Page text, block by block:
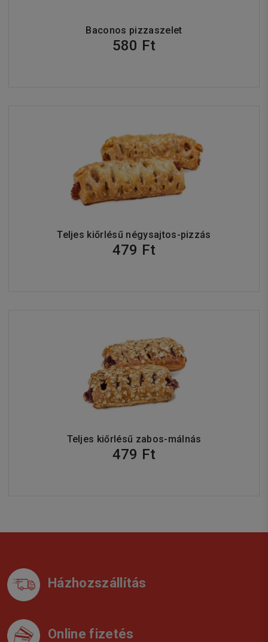
Baconos pizzaszelet
580 Ft
Teljes kiőrlésű négysajtos-pizzás
479 Ft
Teljes kiőrlésű zabos-málnás
479 Ft
Házhozszállítás
Online fizetés